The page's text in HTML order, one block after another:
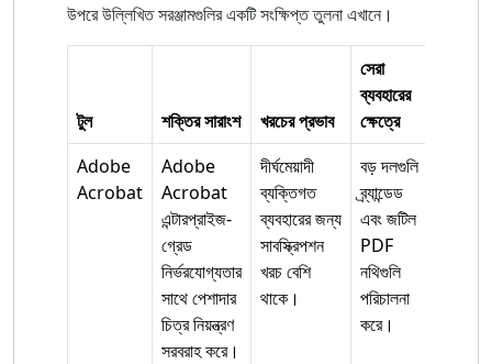
উপরে উল্লিখিত সরঞ্জামগুলির একটি সংক্ষিপ্ত তুলনা এখানে।
টুল শক্তির সারাংশ খরচের প্রভাব
সেরা
ব্যবহারের
ক্ষেত্রে
Adobe
Acrobat
Adobe
Acrobat
এন্টারপ্রাইজ-
গ্রেড
নির্ভরযোগ্যতার
সাথে পেশাদার
চিত্র নিয়ন্ত্রণ
সরবরাহ করে।
দীর্ঘমেয়াদী
ব্যক্তিগত
ব্যবহারের জন্য
সাবস্ক্রিপশন
খরচ বেশি
থাকে।
বড় দলগুলি
ব্র্যান্ডেড
এবং জটিল
PDF
নথিগুলি
পরিচালনা
করে।